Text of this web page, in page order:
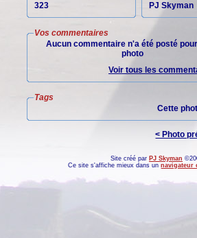
323
PJ Skyman
Vos commentaires
Aucun commentaire n'a été posté
photo
Voir tous les
Tags
Cette
< Photo
Site créé par PJ Skyman
Ce site s'affiche mieux dans unnavigateur